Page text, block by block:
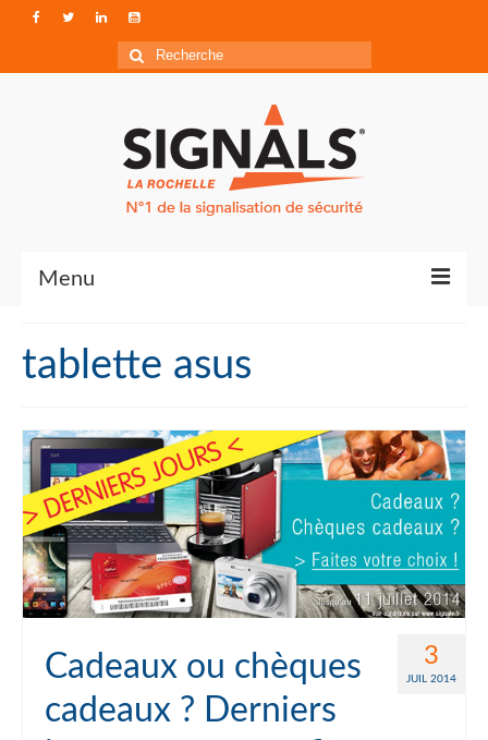
Rechercher
:
Menu
Qui sommes-nous ?
Accéder à Signals
tablette asus
3
JUIL 2014
Cadeaux ou chèques
cadeaux ? Derniers